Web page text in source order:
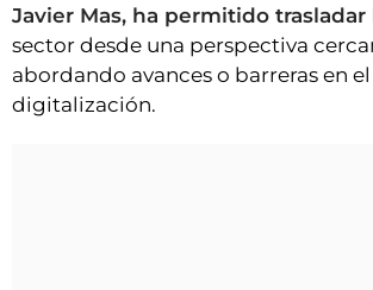
Javier Mas, ha permitido trasladar
sector desde una perspectiva
abordando avances o barreras en
digitalización.